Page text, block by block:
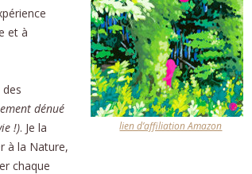
lien d’affiliation Amazon
et à
dénué
!). Je la
à la Nature,
chaque